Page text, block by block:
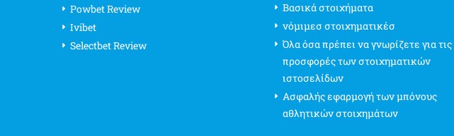
Powbet Review
Ivibet
Selectbet Review
Βασικά στοιχήματα
νόμιμεσ στοιχηματικέσ
Όλα όσα πρέπει να γνωρίζετε για τις
προσφορές των στοιχηματικών
ιστοσελίδων
Ασφαλής εφαρμογή των μπόνους
αθλητικών στοιχημάτων